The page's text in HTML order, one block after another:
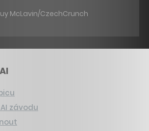
McLavin/CzechCrunch
závodu